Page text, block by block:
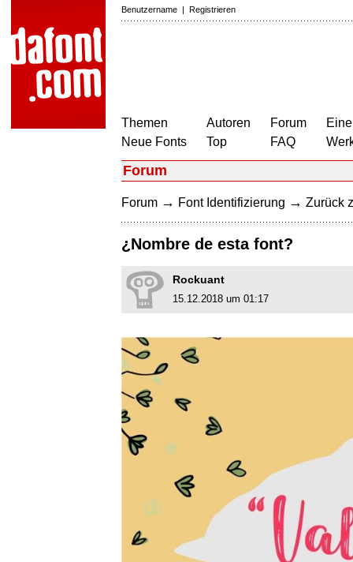
Benutzername | Registrieren
Themen
Neue Fonts
Autoren
Top
Forum
FAQ
Forum
Forum → Font Identifizierung → Zurück
¿Nombre de esta font?
Rockuant
15.12.2018 um 01:17